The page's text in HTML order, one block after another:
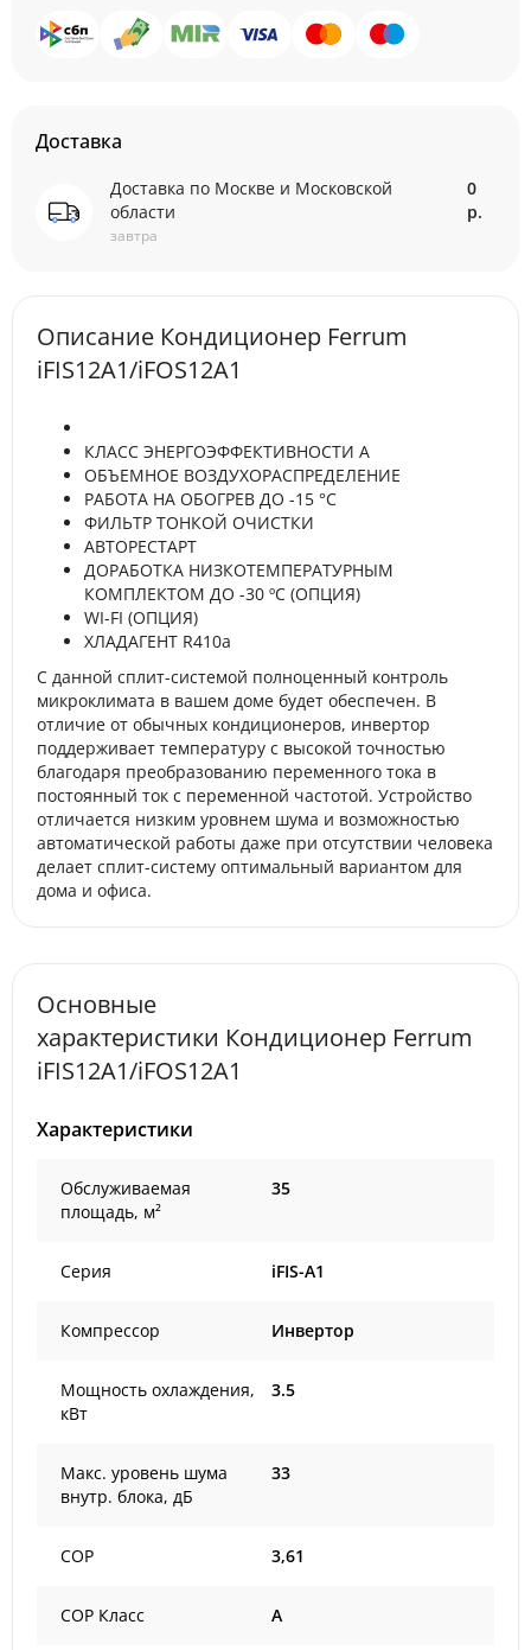
Доставка
Доставка по Москве и Московской
области
завтра
0
р.
Описание Кондиционер Ferrum
iFIS12A1/iFOS12A1
КЛАСС ЭНЕРГОЭФФЕКТИВНОСТИ А
ОБЪЕМНОЕ ВОЗДУХОРАСПРЕДЕЛЕНИЕ
РАБОТА НА ОБОГРЕВ ДО -15 °С
ФИЛЬТР ТОНКОЙ ОЧИСТКИ
АВТОРЕСТАРТ
ДОРАБОТКА НИЗКОТЕМПЕРАТУРНЫМ
КОМПЛЕКТОМ ДО -30 ºС (ОПЦИЯ)
WI-FI (ОПЦИЯ)
ХЛАДАГЕНТ R410a
С данной сплит-системой полноценный контроль
микроклимата в вашем доме будет обеспечен. В
отличие от обычных кондиционеров, инвертор
поддерживает температуру с высокой точностью
благодаря преобразованию переменного тока в
постоянный ток с переменной частотой. Устройство
отличается низким уровнем шума и возможностью
автоматической работы даже при отсутствии человека
делает сплит-систему оптимальный вариантом для
дома и офиса.
Основные
характеристики Кондиционер Ferrum
iFIS12A1/iFOS12A1
Характеристики
Обслуживаемая
площадь, м²
35
Серия iFIS-A1
Компрессор Инвертор
Мощность охлаждения,
кВт
3.5
Макс. уровень шума
внутр. блока, дБ
33
COP 3,61
COP Класс A